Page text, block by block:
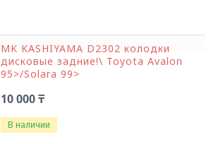
MK KASHIYAMA D2302 колодки
дисковые задние!\ Toyota Avalon
95>/Solara 99>
10 000 ₸
В наличии